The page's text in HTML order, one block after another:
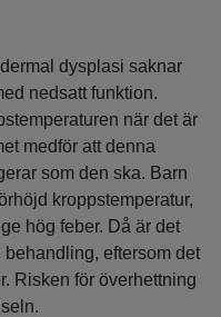
dysplasi saknar
nedsatt funktion.
när det är
medför att denna
som den ska. Barn
kroppstemperatur,
hög feber. Då är det
eftersom det
Risken för överhettning